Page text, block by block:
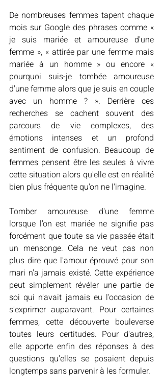
De nombreuses femmes tapent chaque
mois sur Google des phrases comme «
je suis mariée et amoureuse d'une
femme », « attirée par une femme mais
mariée à un homme » ou encore «
pourquoi suis-je tombée amoureuse
d'une femme alors que je suis en couple
avec un homme ? ». Derrière ces
recherches se cachent souvent des
parcours de vie complexes, des
émotions intenses et un profond
sentiment de confusion. Beaucoup de
femmes pensent être les seules à vivre
cette situation alors qu'elle est en réalité
bien plus fréquente qu'on ne l'imagine.
Tomber amoureuse d'une femme
lorsque l'on est mariée ne signifie pas
forcément que toute sa vie passée était
un mensonge. Cela ne veut pas non
plus dire que l'amour éprouvé pour son
mari n'a jamais existé. Cette expérience
peut simplement révéler une partie de
soi qui n'avait jamais eu l'occasion de
s'exprimer auparavant. Pour certaines
femmes, cette découverte bouleverse
toutes leurs certitudes. Pour d'autres,
elle apporte enfin des réponses à des
questions qu'elles se posaient depuis
longtemps sans parvenir à les formuler.